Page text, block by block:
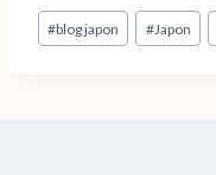
Etiquetas
de
#blog japon #Japon